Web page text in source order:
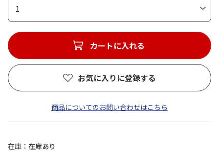
1
カートに入れる
お気に入りに登録する
商品についてのお問い合わせはこちら
在庫
在庫あり